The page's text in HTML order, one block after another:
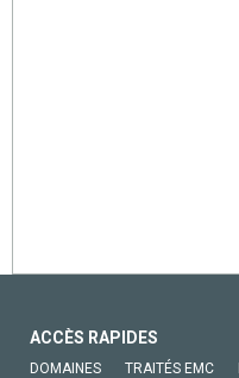
ACCÈS RAPIDES
DOMAINES TRAITÉS EMC